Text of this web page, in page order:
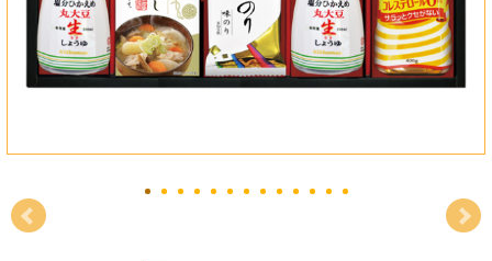
初盆・新盆
お中元